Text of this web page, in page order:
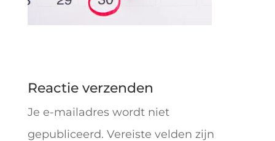
Reactie verzenden
Je e-mailadres wordt niet
gepubliceerd. Vereiste velden zijn